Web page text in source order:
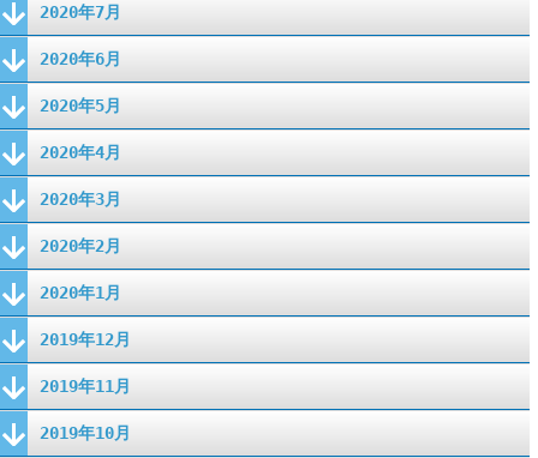
2020年7月
2020年6月
2020年5月
2020年4月
2020年3月
2020年2月
2020年1月
2019年12月
2019年11月
2019年10月